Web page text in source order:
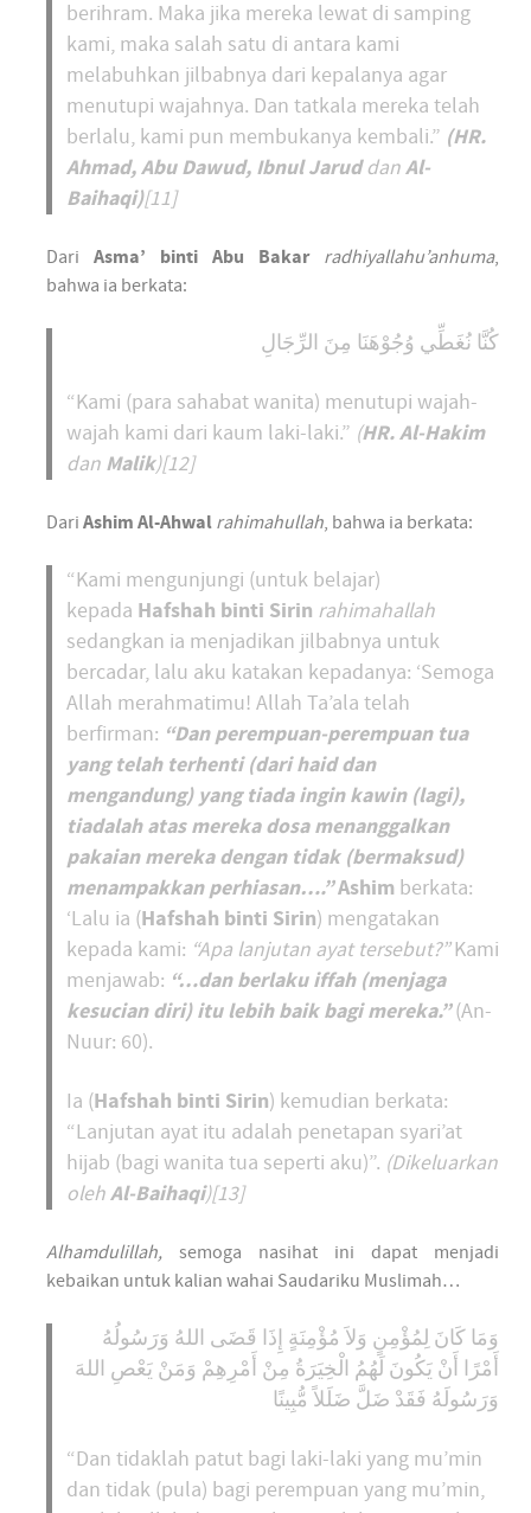
berihram. Maka jika mereka lewat di samping
kami, maka salah satu di antara kami
melabuhkan jilbabnya dari kepalanya agar
menutupi wajahnya. Dan tatkala mereka telah
berlalu, kami pun membukanya kembali.” (HR.
Ahmad, Abu Dawud, Ibnul Jarud dan Al-
Baihaqi)[11]
Dari Asma’ binti Abu Bakar radhiyallahu’anhuma,
bahwa ia berkata:
كُنَّا نُغَطِّي وُجُوْهَنَا مِنَ الرِّجَالِ
“Kami (para sahabat wanita) menutupi wajah-
wajah kami dari kaum laki-laki.” (HR. Al-Hakim
dan Malik)[12]
Dari Ashim Al-Ahwal rahimahullah, bahwa ia berkata:
“Kami mengunjungi (untuk belajar)
kepada Hafshah binti Sirin rahimahallah
sedangkan ia menjadikan jilbabnya untuk
bercadar, lalu aku katakan kepadanya: ‘Semoga
Allah merahmatimu! Allah Ta’ala telah
berfirman: “Dan perempuan-perempuan tua
yang telah terhenti (dari haid dan
mengandung) yang tiada ingin kawin (lagi),
tiadalah atas mereka dosa menanggalkan
pakaian mereka dengan tidak (bermaksud)
menampakkan perhiasan….”Ashim berkata:
‘Lalu ia (Hafshah binti Sirin) mengatakan
kepada kami: “Apa lanjutan ayat tersebut?”Kami
menjawab: “…dan berlaku iffah (menjaga
kesucian diri) itu lebih baik bagi mereka.” (An-
Nuur: 60).
Ia (Hafshah binti Sirin) kemudian berkata:
“Lanjutan ayat itu adalah penetapan syari’at
hijab (bagi wanita tua seperti aku)”. (Dikeluarkan
oleh Al-Baihaqi)[13]
Alhamdulillah, semoga nasihat ini dapat menjadi
kebaikan untuk kalian wahai Saudariku Muslimah…
وَمَا كَانَ لِمُؤْمِنٍ وَلاَ مُؤْمِنَةٍ إِذَا قَضَى اللهُ وَرَسُولُهُ
أَمْرًا أَنْ يَكُونَ لَهُمُ الْخِيَرَةُ مِنْ أَمْرِهِمْ وَمَنْ يَعْصِ اللهَ
وَرَسُولَهُ فَقَدْ ضَلَّ ضَلَلاً مُّبِينًا
“Dan tidaklah patut bagi laki-laki yang mu’min
dan tidak (pula) bagi perempuan yang mu’min,